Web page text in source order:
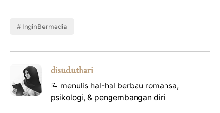
InginBermedia
disuduthari
📝 menulis hal-hal berbau romansa,
psikologi, & pengembangan diri